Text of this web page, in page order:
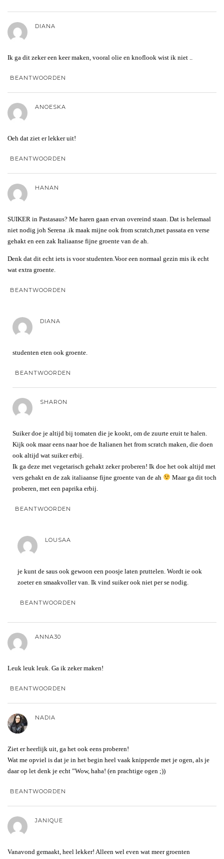
DIANA
Ik ga dit zeker een keer maken, vooral olie en knoflook wist ik niet ..
BEANTWOORDEN
ANOESKA
Oeh dat ziet er lekker uit!
BEANTWOORDEN
HANAN
SUIKER in Pastasaus? Me haren gaan ervan overeind staan. Dat is helemaal
niet nodig joh Serena .ik maak mijne ook from scratch,met passata en verse
gehakt en een zak Italiaanse fijne groente van de ah.
Denk dat dit echt iets is voor studenten.Voor een normaal gezin mis ik echt
wat extra groente.
BEANTWOORDEN
DIANA
studenten eten ook groente.
BEANTWOORDEN
SHARON
Suiker doe je altijd bij tomaten die je kookt, om de zuurte eruit te halen.
Kijk ook maar eens naar hoe de Italianen het from scratch maken, die doen
ook altijd wat suiker erbij.
Ik ga deze met vegetarisch gehakt zeker proberen! Ik doe het ook altijd met
vers gehakt en de zak italiaanse fijne groente van de ah
Maar ga dit toch
proberen, met een paprika erbij.
BEANTWOORDEN
LOUSAA
je kunt de saus ook gewoon een poosje laten pruttelen. Wordt ie ook
zoeter en smaakvoller van. Ik vind suiker ook niet per se nodig.
BEANTWOORDEN
ANNA30
Leuk leuk leuk. Ga ik zeker maken!
BEANTWOORDEN
NADIA
Ziet er heerlijk uit, ga het ook eens proberen!
Wat me opviel is dat je in het begin heel vaak knipperde met je ogen, als je
daar op let denk je echt ”Wow, haha! (en prachtige ogen ;))
BEANTWOORDEN
JANIQUE
Vanavond gemaakt, heel lekker! Alleen wel even wat meer groenten